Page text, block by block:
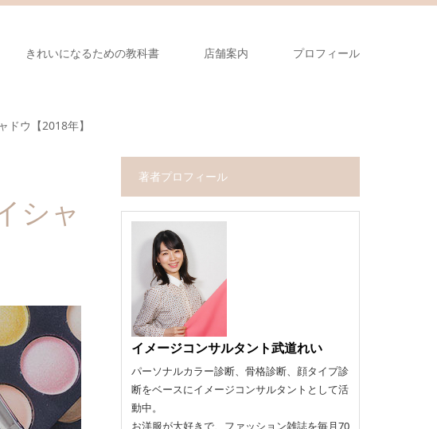
きれいになるための教科書 店舗案内 プロフィール
ドウ【2018年】
シャ
著者プロフィール
イメージコンサルタント武道れい
パーソナルカラー診断、骨格診断、顔タイプ診
断をベースにイメージコンサルタントとして活
動中。
お洋服が大好きで、ファッション雑誌を毎月70